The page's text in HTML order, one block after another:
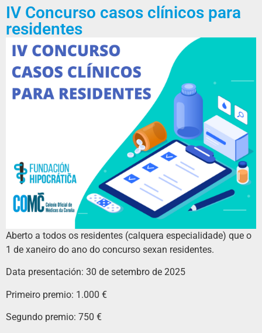
IV Concurso casos clínicos para
residentes
Aberto a todos os residentes (calquera especialidade) que o
1 de xaneiro do ano do concurso sexan residentes.
Data presentación: 30 de setembro de 2025
Primeiro premio: 1.000 €
Segundo premio: 750 €